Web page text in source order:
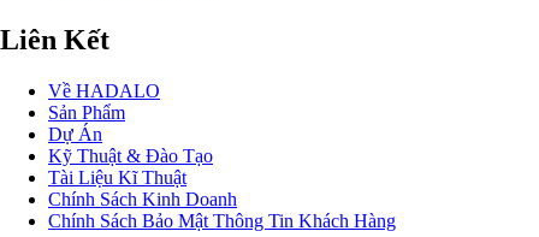
Liên Kết
Về HADALO
Sản Phẩm
Dự Án
Kỹ Thuật & Đào Tạo
Tài Liệu Kĩ Thuật
Chính Sách Kinh Doanh
Chính Sách Bảo Mật Thông Tin Khách Hàng